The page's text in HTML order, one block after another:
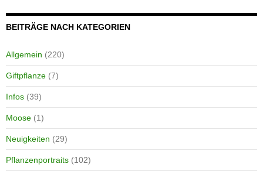
BEITRÄGE NACH KATEGORIEN
Allgemein (220)
Giftpflanze (7)
Infos (39)
Moose (1)
Neuigkeiten (29)
Pflanzenportraits (102)